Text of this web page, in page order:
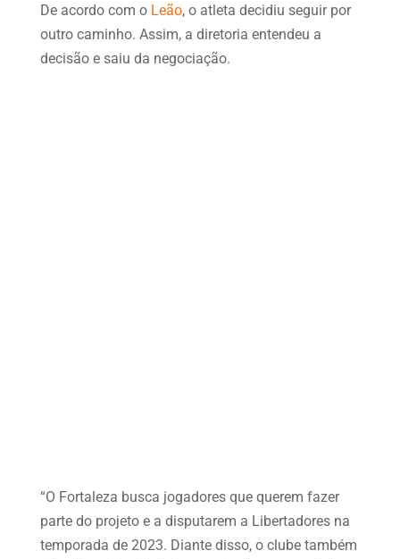
De acordo com o Leão, o atleta decidiu seguir por
outro caminho. Assim, a diretoria entendeu a
decisão e saiu da negociação.
“O Fortaleza busca jogadores que querem fazer
parte do projeto e a disputarem a Libertadores na
temporada de 2023. Diante disso, o clube também